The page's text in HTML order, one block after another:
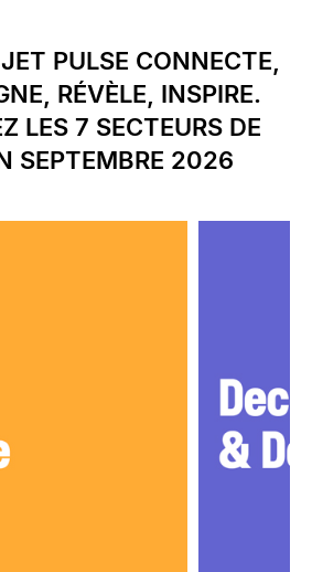
PULSE CONNECTE,
RÉVÈLE, INSPIRE.
LES 7 SECTEURS DE
SEPTEMBRE 2026